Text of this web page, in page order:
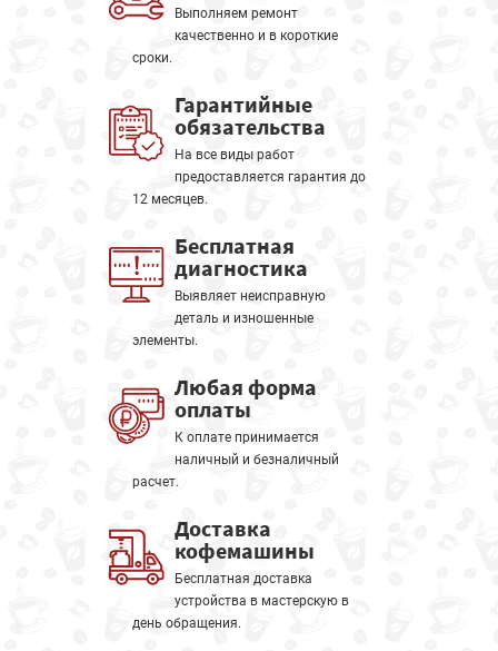
Выполняем ремонт
качественно и в короткие
сроки.
Гарантийные
обязательства
На все виды работ
предоставляется гарантия до
12 месяцев.
Бесплатная
диагностика
Выявляет неисправную
деталь и изношенные
элементы.
Любая форма
оплаты
К оплате принимается
наличный и безналичный
расчет.
Доставка
кофемашины
Бесплатная доставка
устройства в мастерскую в
день обращения.